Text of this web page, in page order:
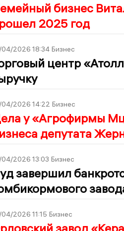
бизнес
2025 год
04/2026 18:34 Бизнес
центр
04/2026 14:22 Бизнес
у «Агрофирмы
депутата
04/2026 13:03 Бизнес
завершил
2026 11:15 Бизнес
завод